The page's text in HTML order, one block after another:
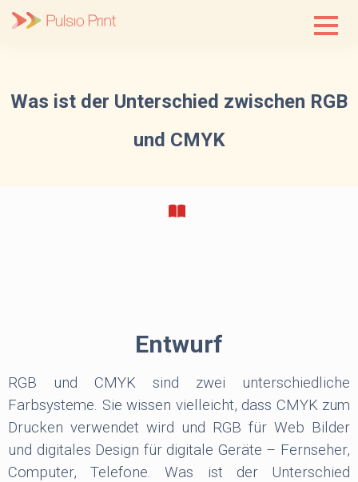
Was ist der Unterschied zwischen RGB
und CMYK
Entwurf
RGB und CMYK sind zwei unterschiedliche
Farbsysteme. Sie wissen vielleicht, dass CMYK zum
Drucken verwendet wird und RGB für Web Bilder
und digitales Design für digitale Geräte – Fernseher,
Computer, Telefone. Was ist der Unterschied